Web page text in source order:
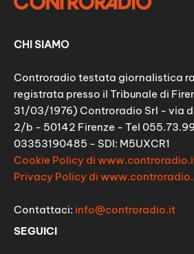
CHI SIAMO
Controradio testata giornalistica
registrata presso il Tribunale di
31/03/1976) Controradio Srl - via
2/b - 50142 Firenze - Tel
03353190485 - SDI: M5UXCR1
Cookie Policy di
Privacy Policy di
Contattaci: info@controradio.it
SEGUICI